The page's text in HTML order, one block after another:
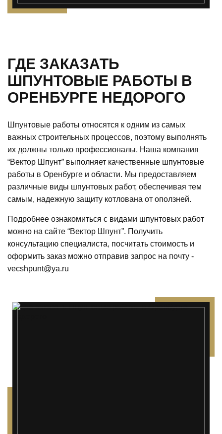
ГДЕ ЗАКАЗАТЬ
ШПУНТОВЫЕ РАБОТЫ В
ОРЕНБУРГЕ НЕДОРОГО
Шпунтовые работы относятся к одним из самых
важных строительных процессов, поэтому выполнять
их должны только профессионалы. Наша компания
“Вектор Шпунт” выполняет качественные шпунтовые
работы в Оренбурге и области. Мы предоставляем
различные виды шпунтовых работ, обеспечивая тем
самым, надежную защиту котлована от оползней.
Подробнее ознакомиться с видами шпунтовых работ
можно на сайте “Вектор Шпунт”. Получить
консультацию специалиста, посчитать стоимость и
оформить заказ можно отправив запрос на почту -
vecshpunt@ya.ru